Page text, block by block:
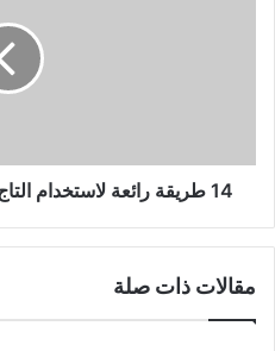
Watch
14 طريقة رائعة لاستخدام التاج الرقمي في Apple Watch
مقالات ذات صلة